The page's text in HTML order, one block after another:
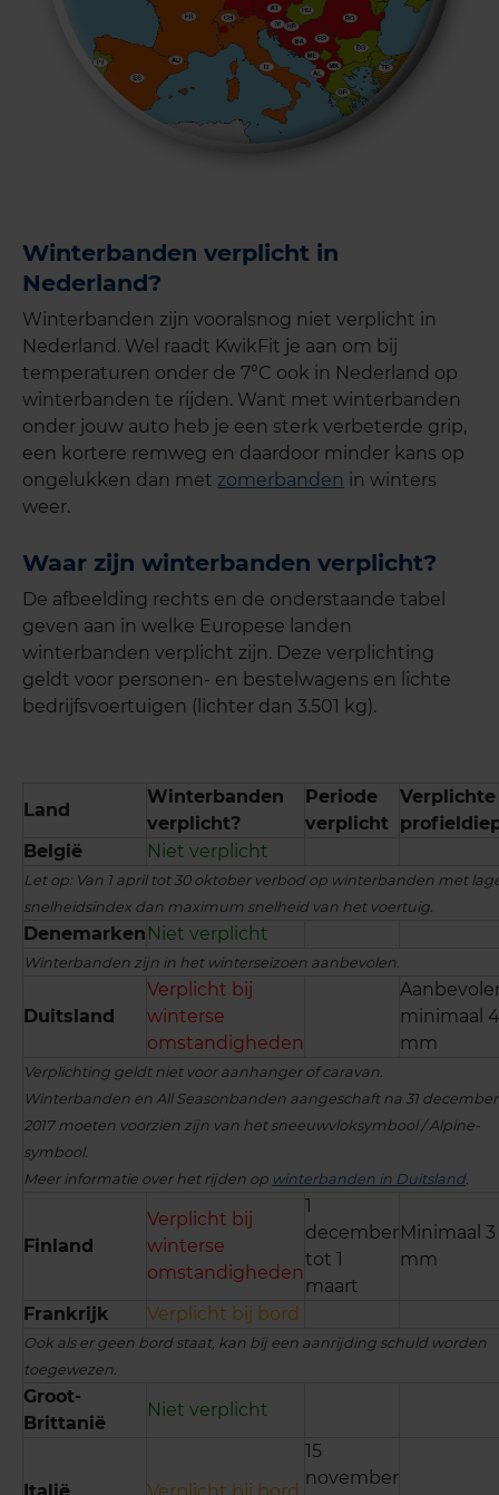
Winterbanden verplicht in
Nederland?
Winterbanden zijn vooralsnog niet verplicht in
Nederland. Wel raadt KwikFit je aan om bij
temperaturen onder de 7°C ook in Nederland op
winterbanden te rijden. Want met winterbanden
onder jouw auto heb je een sterk verbeterde grip,
een kortere remweg en daardoor minder kans op
ongelukken dan met zomerbanden in winters
weer.
Waar zijn winterbanden verplicht?
De afbeelding rechts en de onderstaande tabel
geven aan in welke Europese landen
winterbanden verplicht zijn. Deze verplichting
geldt voor personen- en bestelwagens en lichte
bedrijfsvoertuigen (lichter dan 3.501 kg).
Land
Winterbanden
verplicht?
Periode
verplicht
Verplichte
België
Niet verplicht
Let op: Van 1 april tot 30 oktober verbod op winterbanden met
snelheidsindex dan maximum snelheid van het voertuig.
Denemarken Niet verplicht
Winterbanden zijn in het winterseizoen aanbevolen.
Duitsland
Verplicht bij
winterse
omstandigheden
minimaal 4
mm
Verplichting geldt niet voor aanhanger of caravan.
Winterbanden en All Seasonbanden aangeschaft na 31 december
2017 moeten voorzien zijn van het sneeuwvloksymbool / Alpine-
symbool.
Meer informatie over het rijden op winterbanden in Duitsland.
Finland
Verplicht bij
winterse
omstandigheden
1
december
tot 1
maart
Minimaal 3
mm
Frankrijk Verplicht bij bord
Ook als er geen bord staat, kan bij een aanrijding schuld worden
toegewezen.
Groot-
Brittanië
Niet verplicht
15
november